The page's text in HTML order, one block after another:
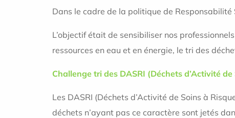
Dans le cadre de la politique de
L’objectif était de sensibiliser nos
ressources en eau et en énergie, le tri des
Challenge tri des DASRI (Déchets d’Activité
Les DASRI (Déchets d’Activité de Soins à
déchets n’ayant pas ce caractère sont jetés